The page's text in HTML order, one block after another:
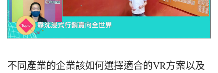
不同產業的企業該如何選擇適合的VR方案以及